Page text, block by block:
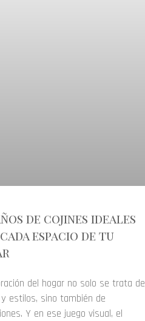
de cojines ideales
espacio de tu
del hogar no solo se trata de
estilos, sino también de
Y en ese juego visual, el